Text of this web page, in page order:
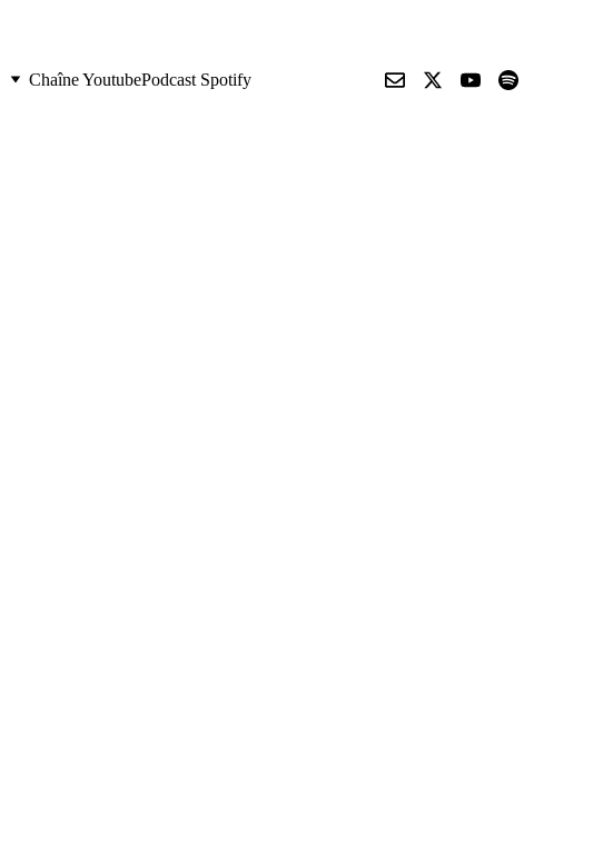
Chaîne YoutubePodcast Spotify